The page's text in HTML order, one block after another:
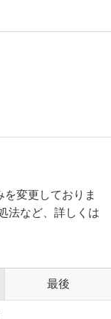
変更しておりま
法など、詳しくは
最後